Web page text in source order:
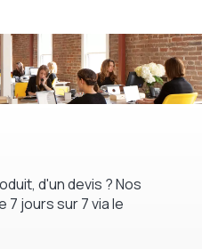
d'un devis ? Nos
jours sur 7 via le